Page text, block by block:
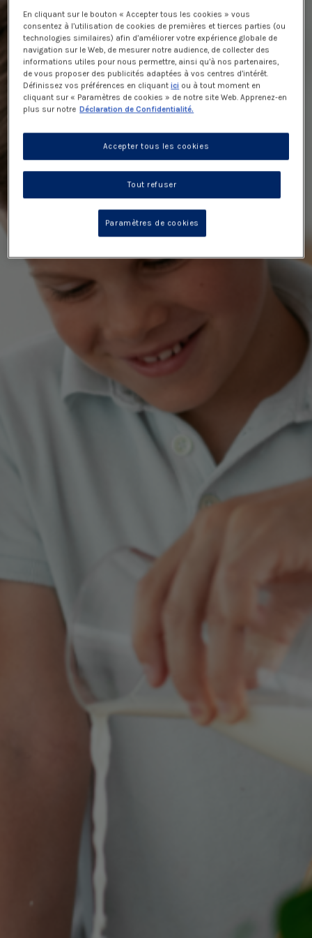
En cliquant sur le bouton « Accepter tous les cookies » vous
consentez à l’utilisation de cookies de premières et tierces parties (ou
technologies similaires) afin d’améliorer votre expérience globale de
navigation sur le Web, de mesurer notre audience, de collecter des
informations utiles pour nous permettre, ainsi qu’à nos partenaires,
de vous proposer des publicités adaptées à vos centres d’intérêt.
Définissez vos préférences en cliquantici ou à tout moment en
cliquant sur « Paramètres de cookies » de notre site Web. Apprenez-en
plus sur notre Déclaration de Confidentialité.
Tout refuser
Accepter tous les cookies
Paramètres de cookies